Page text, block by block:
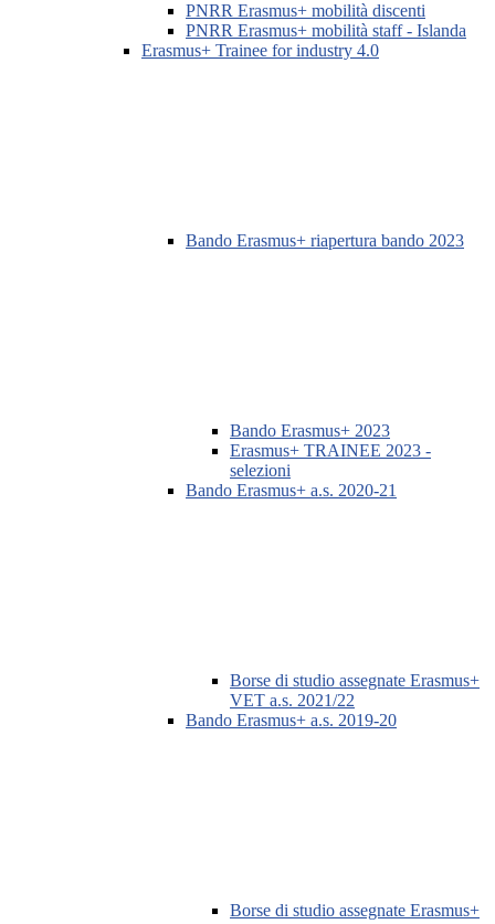
PNRR Erasmus+ mobilità discenti
PNRR Erasmus+ mobilità staff - Islanda
Erasmus+ Trainee for industry 4.0
Bando Erasmus+ riapertura bando 2023
Bando Erasmus+ 2023
Erasmus+ TRAINEE 2023 -
selezioni
Bando Erasmus+ a.s. 2020-21
Borse di studio assegnate Erasmus+
VET a.s. 2021/22
Bando Erasmus+ a.s. 2019-20
Borse di studio assegnate Erasmus+